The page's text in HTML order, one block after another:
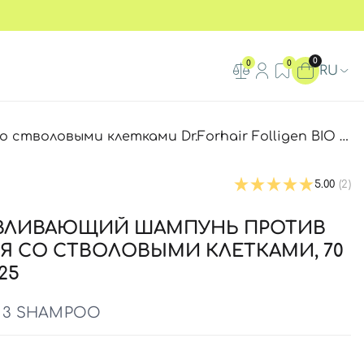
0 0 0
RU
клетками Dr.Forhair Folligen BIO 3 Shampoo
5.00 (2)
ШАМПУНЬ ПРОТИВ
СО СТВОЛОВЫМИ КЛЕТКАМИ, 70
SHAMPOO